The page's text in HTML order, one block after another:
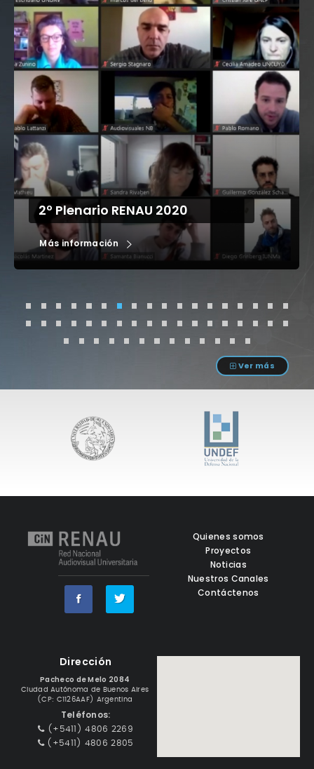
2º Plenario RENAU 2020
Más información
Ver más
Quienes somos
Proyectos
Noticias
Nuestros Canales
Contáctenos
Dirección
Pacheco de Melo 2084
Ciudad Autónoma de Buenos Aires
(CP: C1126AAF) Argentina
Teléfonos:
(+5411) 4806 2269
(+5411) 4806 2805